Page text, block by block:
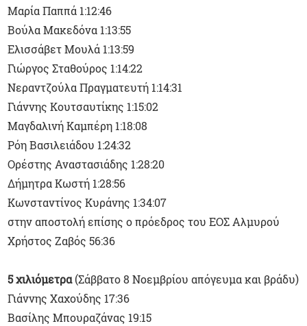
Μαρία Παππά 1:12:46
Βούλα Μακεδόνα 1:13:55
Ελισσάβετ Μουλά 1:13:59
Γιώργος Σταθούρος 1:14:22
Νεραντζούλα Πραγματευτή 1:14:31
Γιάννης Κουτσαυτίκης 1:15:02
Μαγδαλινή Καμπέρη 1:18:08
Ρόη Βασιλειάδου 1:24:32
Ορέστης Αναστασιάδης 1:28:20
Δήμητρα Κωστή 1:28:56
Κωνσταντίνος Κυράνης 1:34:07
στην αποστολή επίσης ο πρόεδρος του ΕΟΣ Αλμυρού
Χρήστος Ζαβός 56:36
5 χιλιόμετρα(Σάββατο 8 Νοεμβρίου απόγευμα και βράδυ)
Γιάννης Χαχούδης 17:36
Βασίλης Μπουραζάνας 19:15